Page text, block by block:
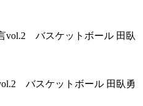
バスケットボール 田臥勇